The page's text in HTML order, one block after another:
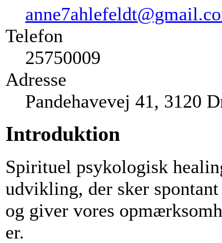
Telefon
25750009
Adresse
Pandehavevej 41, 3120
Introduktion
Spirituel psykologisk
udvikling, der sker
og giver vores
er.